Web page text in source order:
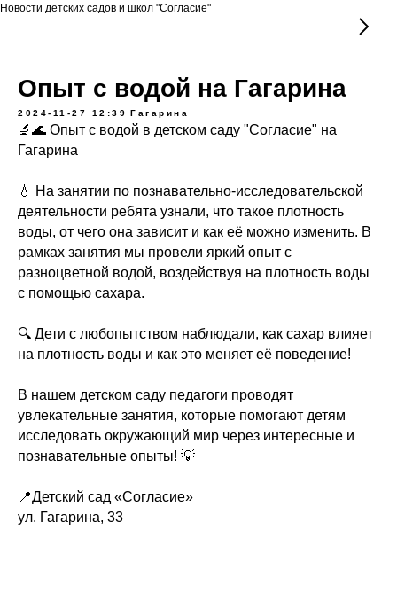
Новости детских садов и школ "Согласие"
Опыт с водой на Гагарина
2024-11-27 12:39 Гагарина
🔬🌊 Опыт с водой в детском саду "Согласие" на
Гагарина
💧 На занятии по познавательно-исследовательской
деятельности ребята узнали, что такое плотность
воды, от чего она зависит и как её можно изменить. В
рамках занятия мы провели яркий опыт с
разноцветной водой, воздействуя на плотность воды
с помощью сахара.
🔍 Дети с любопытством наблюдали, как сахар влияет
на плотность воды и как это меняет её поведение!
В нашем детском саду педагоги проводят
увлекательные занятия, которые помогают детям
исследовать окружающий мир через интересные и
познавательные опыты! 💡
📍Детский сад «Согласие»
ул. Гагарина, 33